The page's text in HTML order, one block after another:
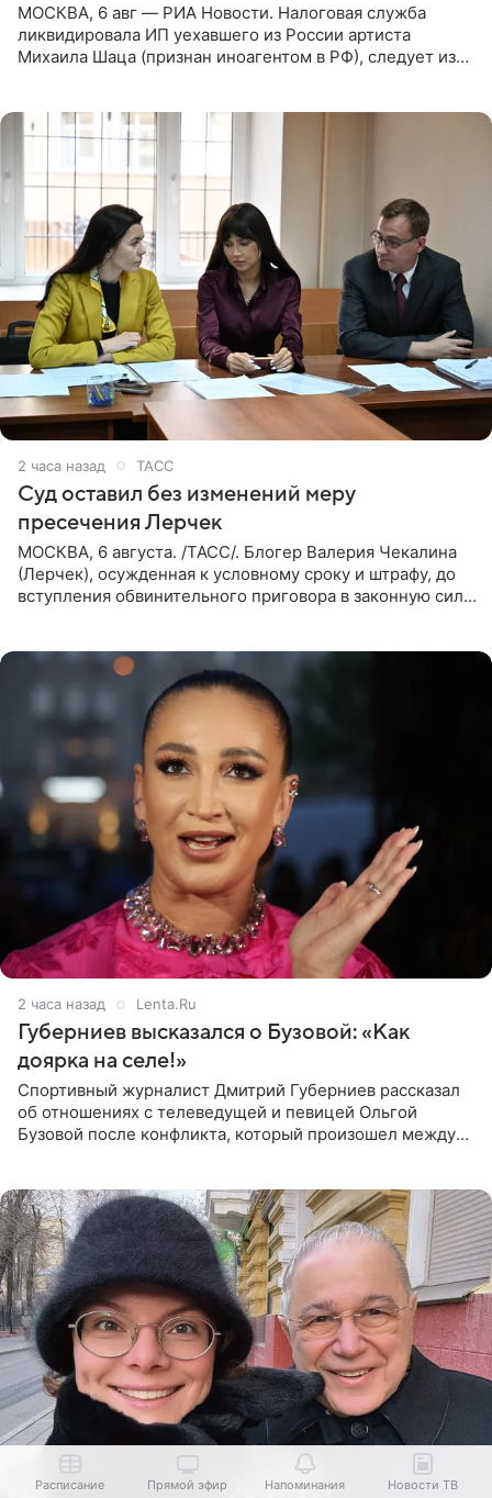
МОСКВА, 6 авг — РИА Новости. Налоговая служба
ликвидировала ИП уехавшего из России артиста
Михаила Шаца (признан иноагентом в РФ), следует из
2 часа назад ТАСС
Суд оставил без изменений меру
пресечения Лерчек
МОСКВА, 6 августа. /ТАСС/. Блогер Валерия Чекалина
(Лерчек), осужденная к условному сроку и штрафу, до
вступления обвинительного приговора в законную силу
2 часа назад Lenta.Ru
Губерниев высказался о Бузовой: «Как
доярка на селе!»
Спортивный журналист Дмитрий Губерниев рассказал
об отношениях с телеведущей и певицей Ольгой
Бузовой после конфликта, который произошел между
Расписание Прямой эфир Напоминания Новости ТВ